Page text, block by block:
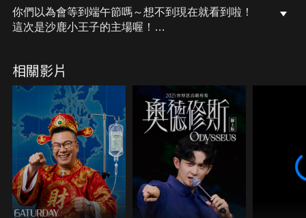
你們以為會等到端午節嗎～想不到現在就看到啦！
這次是沙鹿小王子的主場喔！
#返鄉專車​
#最後一集​
#行動支付也可以繳稅囉​
#今年節稅真的有感​
#財政部中區國稅局廣告​
所得稅制優化專區：
https://www.ntbca.gov.tw/multiplehtml/
相關影片